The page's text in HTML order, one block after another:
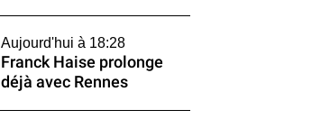
Aujourd'hui à 18:28
Franck Haise prolonge
déjà avec Rennes